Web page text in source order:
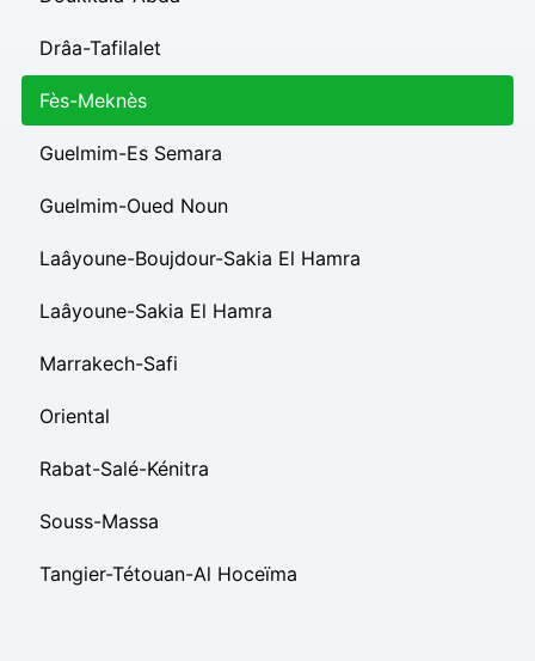
Drâa-Tafilalet
Fès-Meknès
Guelmim-Es Semara
Guelmim-Oued Noun
Laâyoune-Boujdour-Sakia El Hamra
Laâyoune-Sakia El Hamra
Marrakech-Safi
Oriental
Rabat-Salé-Kénitra
Souss-Massa
Tangier-Tétouan-Al Hoceïma